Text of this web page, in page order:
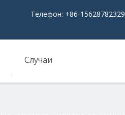
Телефон: +86-15628782329
Случаи